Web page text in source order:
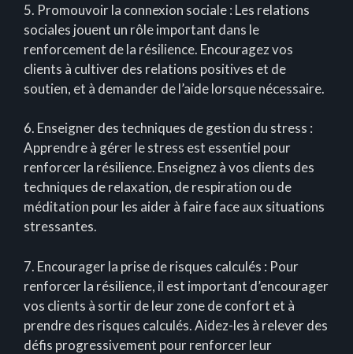
5. Promouvoir la connexion sociale : Les relations
sociales jouent un rôle important dans le
renforcement de la résilience. Encouragez vos
clients à cultiver des relations positives et de
soutien, et à demander de l’aide lorsque nécessaire.
6. Enseigner des techniques de gestion du stress :
Apprendre à gérer le stress est essentiel pour
renforcer la résilience. Enseignez à vos clients des
techniques de relaxation, de respiration ou de
méditation pour les aider à faire face aux situations
stressantes.
7. Encourager la prise de risques calculés : Pour
renforcer la résilience, il est important d’encourager
vos clients à sortir de leur zone de confort et à
prendre des risques calculés. Aidez-les à relever des
défis progressivement pour renforcer leur